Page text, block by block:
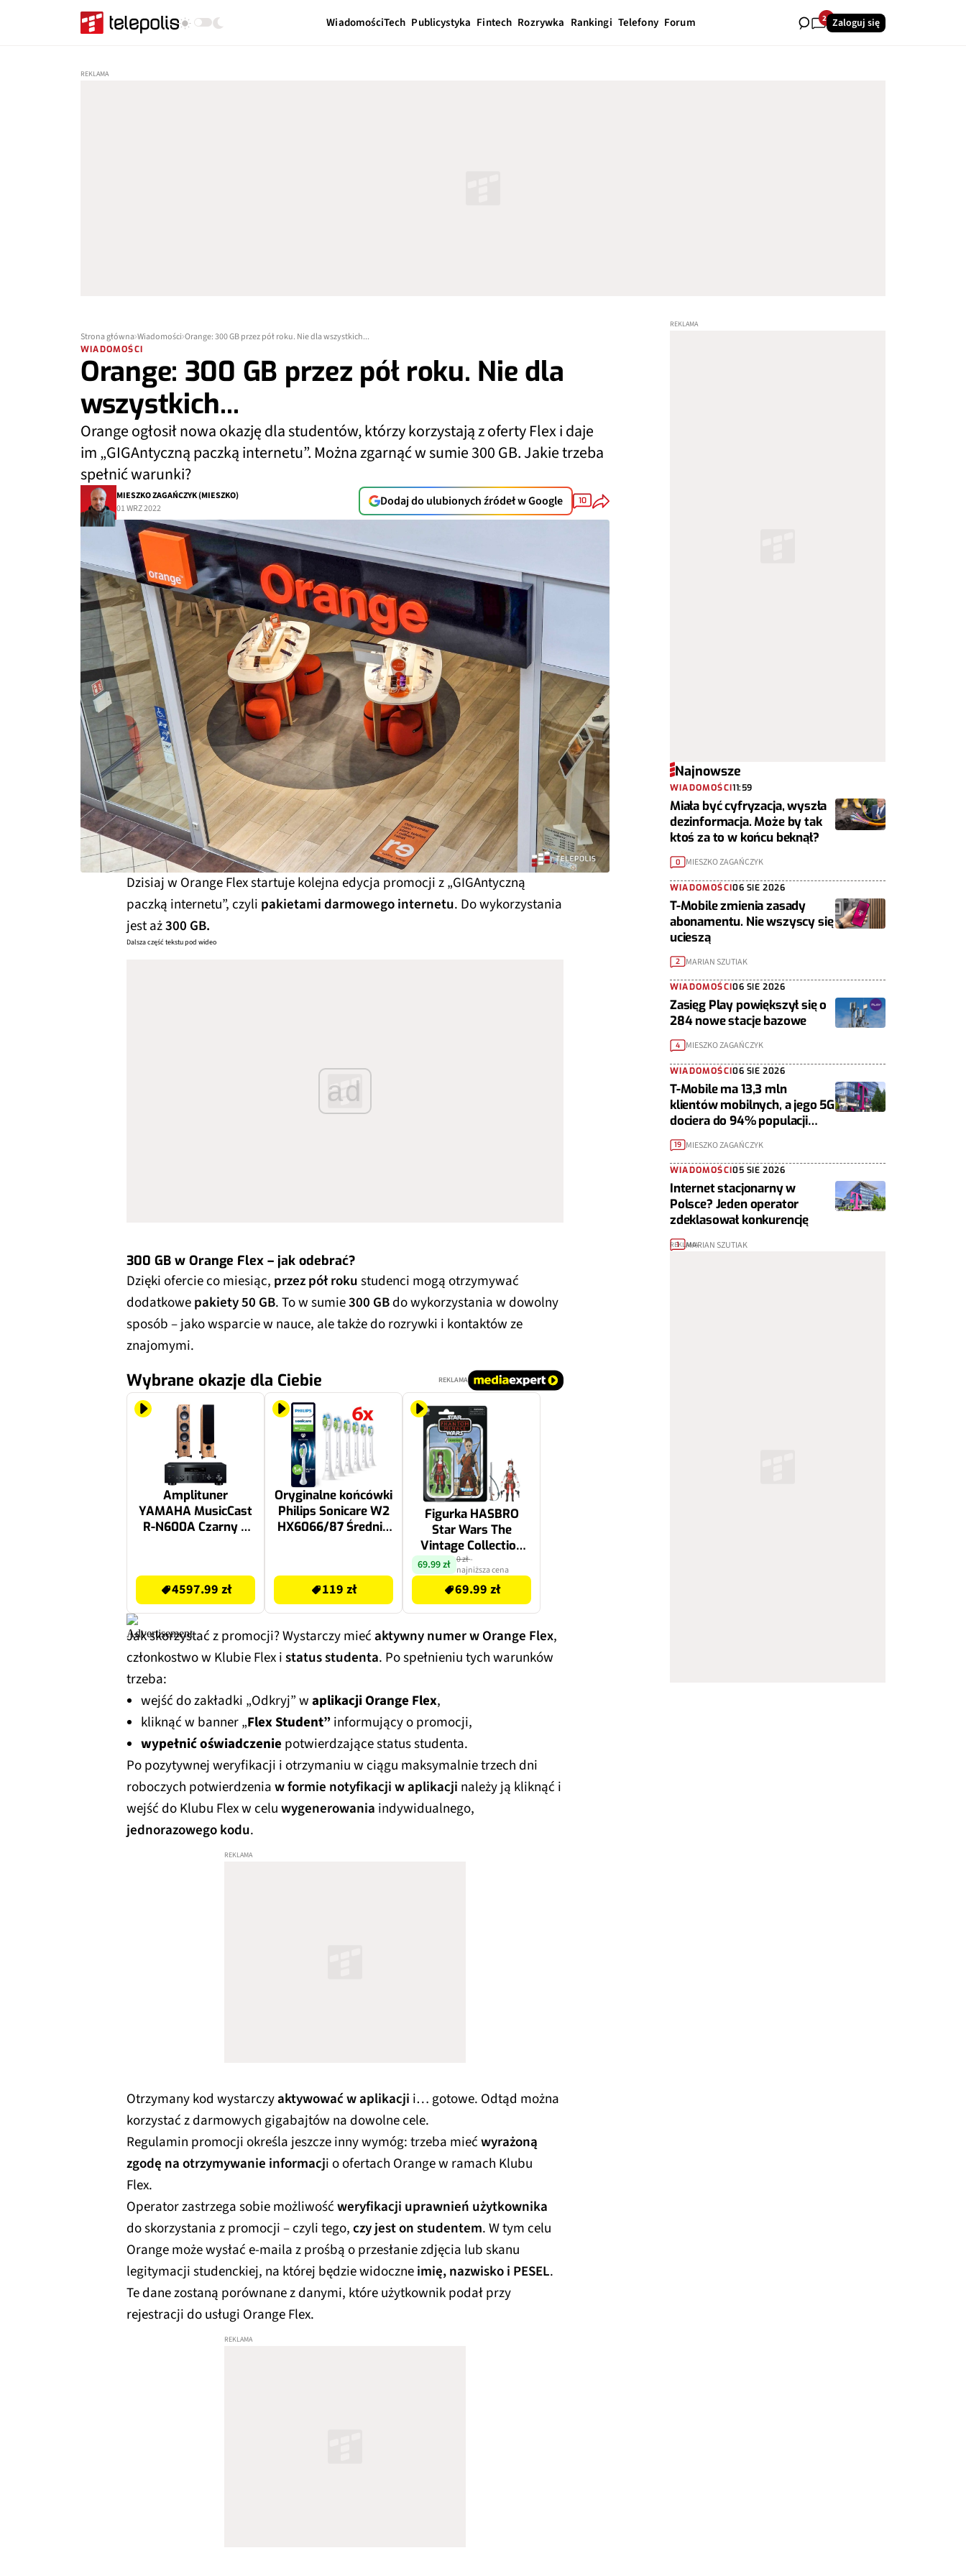
WiadomościTech Publicystyka Fintech Rozrywka Rankingi Telefony Forum 24Zaloguj się
Strona główna Wiadomości Orange: 300 GB przez pół roku. Nie dla wszystkich...
WIADOMOŚCI
Orange: 300 GB przez pół roku. Nie dla
wszystkich...
Orange ogłosił nowa okazję dla studentów, którzy korzystają z oferty Flex i daje
im „GIGAntyczną paczką internetu”. Można zgarnąć w sumie 300 GB. Jakie trzeba
spełnić warunki?
MIESZKO ZAGAŃCZYK (MIESZKO)
01 WRZ 2022
Dodaj do ulubionych źródeł w Google 10
Dzisiaj w Orange Flex startuje kolejna edycja promocji z „GIGAntyczną
paczką internetu”, czyli pakietami darmowego internetu. Do wykorzystania
jest aż300 GB.
Dalsza część tekstu pod wideo
ad
300 GB w Orange Flex – jak odebrać?
Dzięki ofercie co miesiąc, przez pół rokustudenci mogą otrzymywać
dodatkowepakiety 50 GB. To w sumie300 GBdo wykorzystania w dowolny
sposób – jako wsparcie w nauce, ale także do rozrywki i kontaktów ze
znajomymi.
Wybrane okazje dla Ciebie REKLAMA
Amplituner
YAMAHA MusicCast
R-N600A Czarny +
TAV-607F Dąb (2
szt.)
4597.99 zł
Oryginalne końcówki
Philips Sonicare W2
HX6066/87 Średnio
119 zł
Figurka HASBRO
Star Wars The
Vintage Collection
Aurra Sing
G09305X2
69.99 zł 0 zł-
najniższa cena
69.99 zł
Jak skorzystać z promocji? Wystarczy miećaktywny numer w Orange Flex,
członkostwo w Klubie Flex istatus studenta. Po spełnieniu tych warunków
trzeba:
wejść do zakładki „Odkryj” waplikacji Orange Flex,
kliknąć w banner „Flex Student”informujący o promocji,
wypełnić oświadczeniepotwierdzające status studenta.
Po pozytywnej weryfikacji i otrzymaniu w ciągu maksymalnie trzech dni
roboczych potwierdzeniaw formie notyfikacji w aplikacji należy ją kliknąć i
wejść do Klubu Flex w celuwygenerowania indywidualnego,
jednorazowego kodu.
Otrzymany kod wystarczyaktywować w aplikacji i… gotowe. Odtąd można
korzystać z darmowych gigabajtów na dowolne cele.
Regulamin promocji określa jeszcze inny wymóg: trzeba miećwyrażoną
zgodę na otrzymywanie informacji o ofertach Orange w ramach Klubu
Flex.
Operator zastrzega sobie możliwośćweryfikacji uprawnień użytkownika
do skorzystania z promocji – czyli tego,czy jest on studentem. W tym celu
Orange może wysłać e-maila z prośbą o przesłanie zdjęcia lub skanu
legitymacji studenckiej, na której będzie widoczneimię, nazwisko i PESEL.
Te dane zostaną porównane z danymi, które użytkownik podał przy
rejestracji do usługi Orange Flex.
Najnowsze
WIADOMOŚCI11:59
Miała być cyfryzacja, wyszła
dezinformacja. Może by tak
ktoś za to w końcu beknął?
0 MIESZKO ZAGAŃCZYK
WIADOMOŚCI06 SIE 2026
T-Mobile zmienia zasady
abonamentu. Nie wszyscy się
ucieszą
2 MARIAN SZUTIAK
WIADOMOŚCI06 SIE 2026
Zasięg Play powiększył się o
284 nowe stacje bazowe
4 MIESZKO ZAGAŃCZYK
WIADOMOŚCI06 SIE 2026
T-Mobile ma 13,3 mln
klientów mobilnych, a jego 5G
dociera do 94% populacji
Polski
19 MIESZKO ZAGAŃCZYK
WIADOMOŚCI05 SIE 2026
Internet stacjonarny w
Polsce? Jeden operator
zdeklasował konkurencję
1 MARIAN SZUTIAK